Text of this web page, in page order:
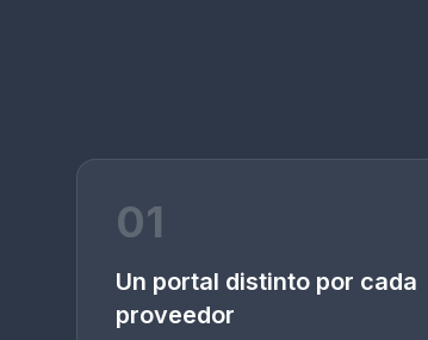
01
Un portal distinto por cada
proveedor